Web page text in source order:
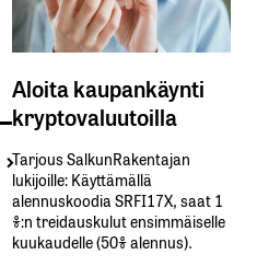
Aloita kaupankäynti
kryptovaluutoilla
Tarjous SalkunRakentajan
lukijoille: Käyttämällä​ ​
alennuskoodia​ ​SRFI17X,​ ​saat​ ​1
%:n treidauskulut​ ​ensimmäiselle​ ​
kuukaudelle​ ​(50%​ ​alennus).